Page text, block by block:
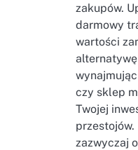
zakupów.
darmowy
wartości
czy sklep
Twojej
zazwyczaj